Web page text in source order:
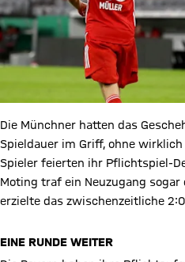
Die Münchner hatten das
Spieldauer im Griff, ohne
Spieler feierten ihr Pflichtspiel-
Moting traf ein Neuzugang sogar
erzielte das zwischenzeitliche
EINE RUNDE WEITER